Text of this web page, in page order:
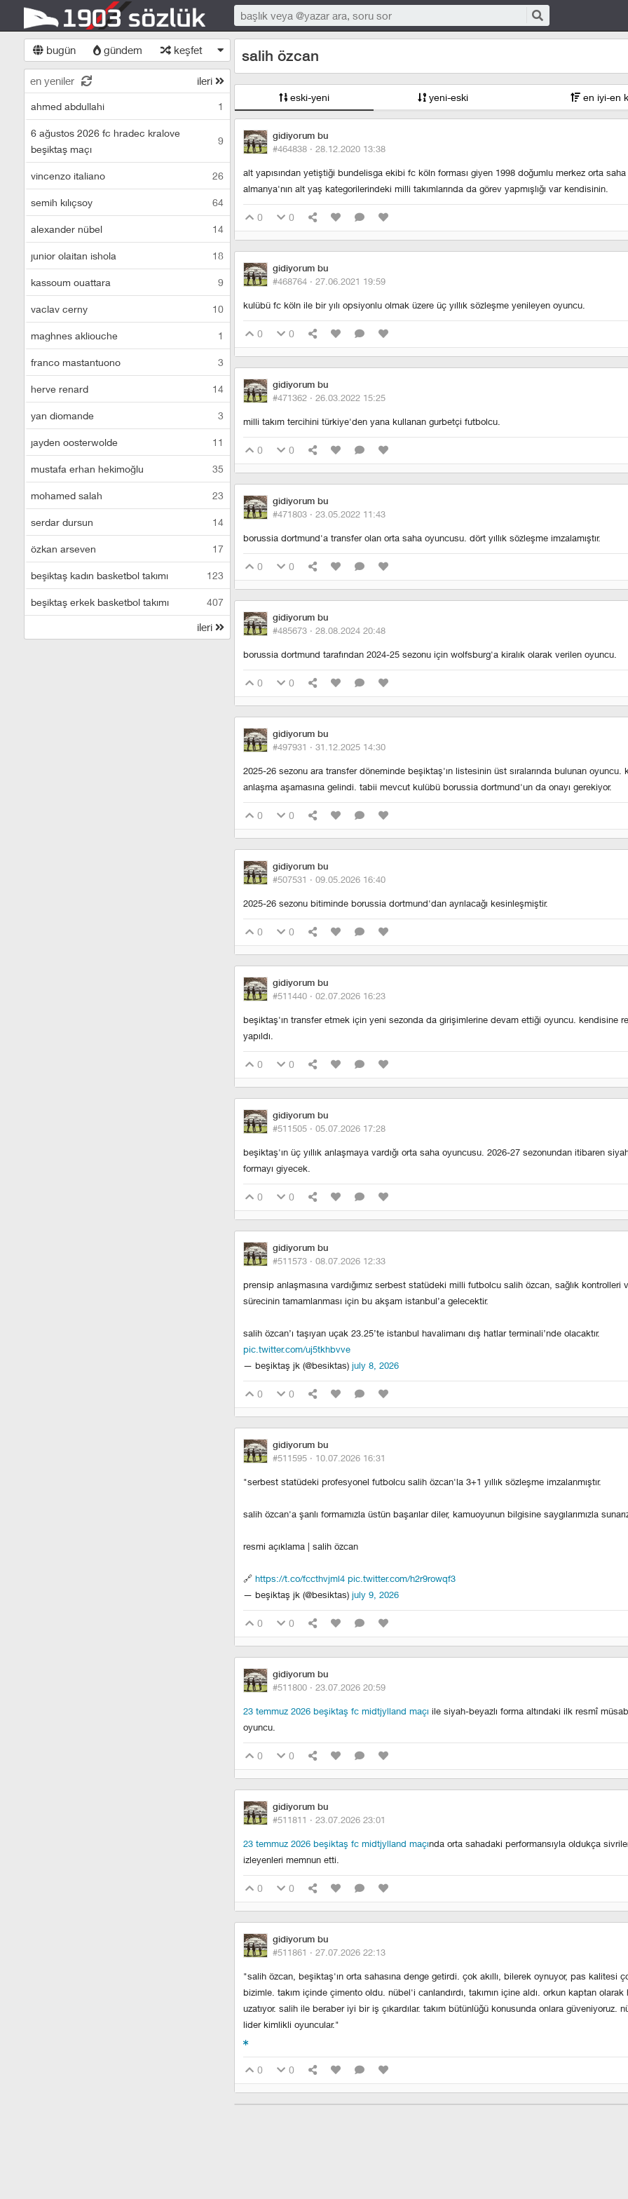
bugün gündem keşfet
en yeniler ileri
ahmed abdullahi 1
6 ağustos 2026 fc hradec kralove
beşiktaş maçı
9
vincenzo italiano 26
semih kılıçsoy 64
alexander nübel 14
junior olaitan ishola 18
kassoum ouattara 9
vaclav cerny 10
maghnes akliouche 1
franco mastantuono 3
herve renard 14
yan diomande 3
jayden oosterwolde 11
mustafa erhan hekimoğlu 35
mohamed salah 23
serdar dursun 14
özkan arseven 17
beşiktaş kadın basketbol takımı 123
beşiktaş erkek basketbol takımı 407
ileri
salih özcan
eski-yeni yeni-eski en iyi-en
gidiyorum bu
#464838 · 28.12.2020 13:38
alt yapısından yetiştiği bundelisga ekibi fc köln forması giyen 1998 doğumlu merkez orta saha
almanya'nın alt yaş kategorilerindeki milli takımlarında da görev yapmışlığı var kendisinin.
0 0
gidiyorum bu
#468764 · 27.06.2021 19:59
kulübü fc köln ile bir yılı opsiyonlu olmak üzere üç yıllık sözleşme yenileyen oyuncu.
0 0
gidiyorum bu
#471362 · 26.03.2022 15:25
milli takım tercihini türkiye'den yana kullanan gurbetçi futbolcu.
0 0
gidiyorum bu
#471803 · 23.05.2022 11:43
borussia dortmund'a transfer olan orta saha oyuncusu. dört yıllık sözleşme imzalamıştır.
0 0
gidiyorum bu
#485673 · 28.08.2024 20:48
borussia dortmund tarafından 2024-25 sezonu için wolfsburg'a kiralık olarak verilen oyuncu.
0 0
gidiyorum bu
#497931 · 31.12.2025 14:30
2025-26 sezonu ara transfer döneminde beşiktaş'ın listesinin üst sıralarında bulunan oyuncu.
anlaşma aşamasına gelindi. tabii mevcut kulübü borussia dortmund'un da onayı gerekiyor.
0 0
gidiyorum bu
#507531 · 09.05.2026 16:40
2025-26 sezonu bitiminde borussia dortmund'dan ayrılacağı kesinleşmiştir.
0 0
gidiyorum bu
#511440 · 02.07.2026 16:23
beşiktaş'ın transfer etmek için yeni sezonda da girişimlerine devam ettiği oyuncu. kendisine
yapıldı.
0 0
gidiyorum bu
#511505 · 05.07.2026 17:28
beşiktaş'ın üç yıllık anlaşmaya vardığı orta saha oyuncusu. 2026-27 sezonundan itibaren
formayı giyecek.
0 0
gidiyorum bu
#511573 · 08.07.2026 12:33
prensip anlaşmasına vardığımız serbest statüdeki milli futbolcu salih özcan, sağlık kontrolleri
sürecinin tamamlanması için bu akşam i̇stanbul’a gelecektir.
salih özcan’ı taşıyan uçak 23.25’te i̇stanbul havalimanı dış hatlar terminali’nde olacaktır.
pic.twitter.com/uj5tkhbvve
— beşiktaş jk (@besiktas) july 8, 2026
0 0
gidiyorum bu
#511595 · 10.07.2026 16:31
"serbest statüdeki profesyonel futbolcu salih özcan'la 3+1 yıllık sözleşme imzalanmıştır.
salih özcan'a şanlı formamızla üstün başarılar diler, kamuoyunun bilgisine saygılarımızla
resmi açıklama | salih özcan
🔗 https://t.co/fccthvjml4 pic.twitter.com/h2r9rowqf3
— beşiktaş jk (@besiktas) july 9, 2026
0 0
gidiyorum bu
#511800 · 23.07.2026 20:59
23 temmuz 2026 beşiktaş fc midtjylland maçı ile siyah-beyazlı forma altındaki ilk resmî
oyuncu.
0 0
gidiyorum bu
#511811 · 23.07.2026 23:01
23 temmuz 2026 beşiktaş fc midtjylland maçında orta sahadaki performansıyla oldukça
izleyenleri memnun etti.
0 0
gidiyorum bu
#511861 · 27.07.2026 22:13
"salih özcan, beşiktaş'ın orta sahasına denge getirdi. çok akıllı, bilerek oynuyor, pas kalitesi
bizimle. takım içinde çimento oldu. nübel'i canlandırdı, takımın içine aldı. orkun kaptan olarak
uzatıyor. salih ile beraber iyi bir iş çıkardılar. takım bütünlüğü konusunda onlara güveniyoruz.
lider kimlikli oyuncular."
0 0